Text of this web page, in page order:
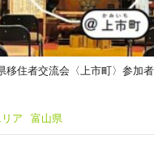
移住者交流会〈上市町〉参加
ア 富山県